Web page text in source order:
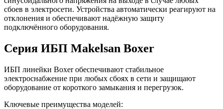
сбоев в электросети. Устройства автоматически реагируют на
отклонения и обеспечивают надёжную защиту
подключённого оборудования.
Серия ИБП Makelsan Boxer
ИБП линейки Boxer обеспечивают стабильное
электроснабжение при любых сбоях в сети и защищают
оборудование от короткого замыкания и перегрузок.
Ключевые преимущества моделей: